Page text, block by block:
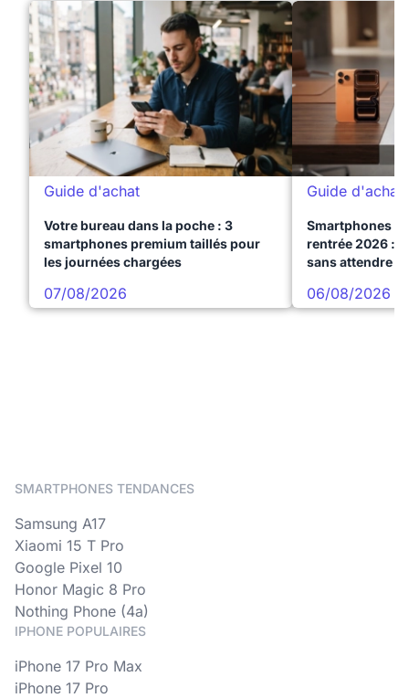
Guide d'achat
Votre bureau dans la poche : 3
smartphones premium taillés pour
les journées chargées
07/08/2026
Guide d'achat
Smartphones
rentrée 2026 :
sans attendre
06/08/2026
SMARTPHONES TENDANCES
Samsung A17
Xiaomi 15 T Pro
Google Pixel 10
Honor Magic 8 Pro
Nothing Phone (4a)
IPHONE POPULAIRES
iPhone 17 Pro Max
iPhone 17 Pro